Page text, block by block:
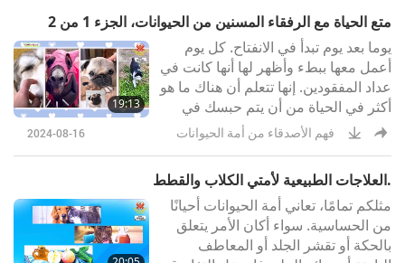
بالغرائز.
متع الحياة مع الرفقاء المسنين من الحيوانات، الجزء 1 من 2
19:13
يوما بعد يوم تبدأ في الانفتاح. كل يوم
أعمل معها ببطء وأظهر لها أنها كانت في
عداد المفقودين. إنها تتعلم أن هناك ما هو
أكثر في الحياة من أن يتم حبسك في
سقيفة مظلمة صغيرة. إنه شعور جميل
جدًا أن أراها تستمتع بالأشياء البسيطة
بعد أكثر من 10 سنوات من عيش حياة
بائسة. أعطاها التبني الفرصة لاختبار ما
هي الحرية والسعادة الحقيقية لأول مرة
على الاطلاق!
2024-08-16 فهم الأصدقاء من أمة الحيوانات
العلاجات الطبيعية لأمتي الكلاب والقطط.
مثلكم تمامًا، تعاني أمة الحيوانات أحيانًا
من الحساسية. سواء أكان الأمر يتعلق
بالحكة أو تقشر الجلد أو المعاطف